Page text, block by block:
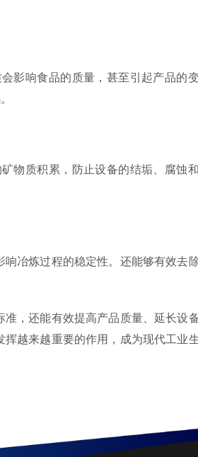
影响食品的质量，甚至引起产品的
物质积累，防止设备的结垢、腐蚀
冶炼过程的稳定性。还能够有效去
，还能有效提高产品质量、延长设
越来越重要的作用，成为现代工业